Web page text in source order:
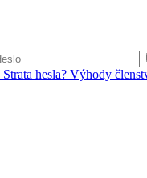
Strata hesla? Výhody